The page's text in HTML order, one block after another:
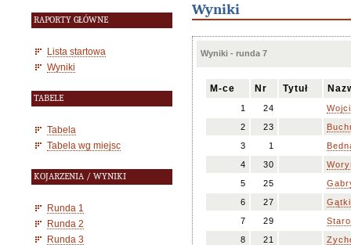
RAPORTY GŁÓWNE
Lista startowa
Wyniki
TABELE
Tabela
Tabela wg miejsc
KOJARZENIA / WYNIKI
Runda 1
Runda 2
Runda 3
Wyniki
Wyniki - runda 7
M-ce Nr Tytuł
1 24
2
23
3
1
4
30
5
25
6
27
7
29
8
21